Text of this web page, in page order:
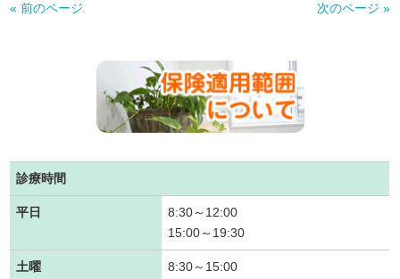
« 前のページ 次のページ »
診療時間
平日
8:30～12:00
15:00～19:30
土曜 8:30～15:00